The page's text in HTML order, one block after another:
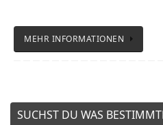
MEHR INFORMATIONEN
SUCHST DU WAS